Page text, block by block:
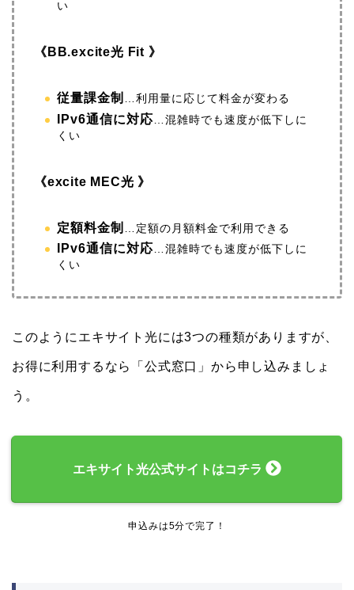
い
《BB.excite光 Fit 》
従量課金制 利用量に応じて料金が変わる
IPv6通信に対応 …混雑時でも速度が低下しに
くい
《excite MEC光 》
定額料金制 …定額の月額料金で利用できる
IPv6通信に対応…混雑時でも速度が低下しに
くい
このようにエキサイト光には3つの種類がありますが、
お得に利用するなら「公式窓口」から申し込みましょ
う。
エキサイト光公式サイトはコチラ
申込みは5分で完了！